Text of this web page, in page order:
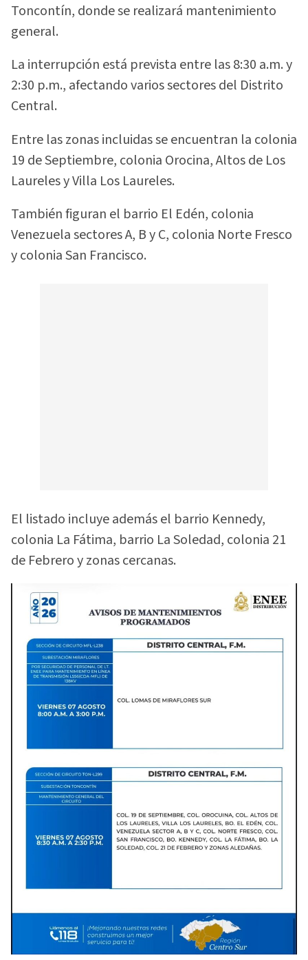
Toncontín, donde se realizará mantenimiento
general.
La interrupción está prevista entre las 8:30 a.m. y
2:30 p.m., afectando varios sectores del Distrito
Central.
Entre las zonas incluidas se encuentran la colonia
19 de Septiembre, colonia Orocina, Altos de Los
Laureles y Villa Los Laureles.
También figuran el barrio El Edén, colonia
Venezuela sectores A, B y C, colonia Norte Fresco
y colonia San Francisco.
El listado incluye además el barrio Kennedy,
colonia La Fátima, barrio La Soledad, colonia 21
de Febrero y zonas cercanas.